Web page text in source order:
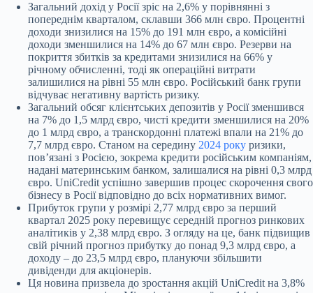
Загальний дохід у Росії зріс на 2,6% у порівнянні з
попереднім кварталом, склавши 366 млн євро. Процентні
доходи знизилися на 15% до 191 млн євро, а комісійні
доходи зменшилися на 14% до 67 млн євро. Резерви на
покриття збитків за кредитами знизилися на 66% у
річному обчисленні, тоді як операційні витрати
залишилися на рівні 55 млн євро. Російський банк групи
відчуває негативну вартість ризику.
Загальний обсяг клієнтських депозитів у Росії зменшився
на 7% до 1,5 млрд євро, чисті кредити зменшилися на 20%
до 1 млрд євро, а транскордонні платежі впали на 21% до
7,7 млрд євро. Станом на середину 2024 року ризики,
пов’язані з Росією, зокрема кредити російським компаніям,
надані материнським банком, залишалися на рівні 0,3 млрд
євро. UniCredit успішно завершив процес скорочення свого
бізнесу в Росії відповідно до всіх нормативних вимог.
Прибуток групи у розмірі 2,77 млрд євро за перший
квартал 2025 року перевищує середній прогноз ринкових
аналітиків у 2,38 млрд євро. З огляду на це, банк підвищив
свій річний прогноз прибутку до понад 9,3 млрд євро, а
доходу – до 23,5 млрд євро, плануючи збільшити
дивіденди для акціонерів.
Ця новина призвела до зростання акцій UniCredit на 3,8%